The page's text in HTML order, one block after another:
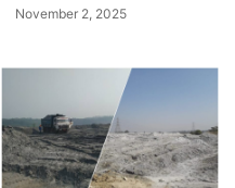
November 2, 2025